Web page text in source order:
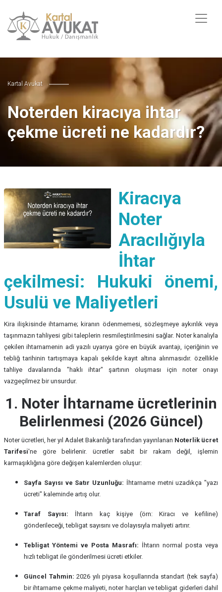
Kartal Avukat
Noterden kiracıya ihtar
çekme ücreti ne kadardır?
Kiracıya
Noter
Aracılığıyla
İhtar
çekilmesi: Hukuki önemi,
Usulü ve Maliyetleri
Kira ilişkisinde ihtarname; kiranın ödenmemesi, sözleşmeye aykırılık veya
taşınmazın tahliyesi gibi taleplerin resmileştirilmesini sağlar. Noter kanalıyla
çekilen ihtarnamenin adi yazılı uyarıya göre en büyük avantajı, içeriğinin ve
tebliğ tarihinin tartışmaya kapalı şekilde kayıt altına alınmasıdır. özellikle
tahliye davalarında "haklı ihtar" şartının oluşması için noter onayı
vazgeçilmez bir unsurdur.
1. Noter İhtarname ücretlerinin
Belirlenmesi (2026 Güncel)
Noter ücretleri, her yıl Adalet Bakanlığı tarafından yayınlanan Noterlik ücret
Tarifesi'ne göre belirlenir. ücretler sabit bir rakam değil, işlemin
karmaşıklığına göre değişen kalemlerden oluşur:
Sayfa Sayısı ve Satır Uzunluğu: İhtarname metni uzadıkça "yazı
ücreti" kaleminde artış olur.
Taraf Sayısı: İhtarın kaç kişiye (örn: Kiracı ve kefiline)
gönderileceği, tebligat sayısını ve dolayısıyla maliyeti artırır.
Tebligat Yöntemi ve Posta Masrafı: İhtarın normal posta veya
hızlı tebligat ile gönderilmesi ücreti etkiler.
Güncel Tahmin: 2026 yılı piyasa koşullarında standart (tek sayfa)
bir ihtarname çekme maliyeti, noter harçları ve tebligat giderleri dahil